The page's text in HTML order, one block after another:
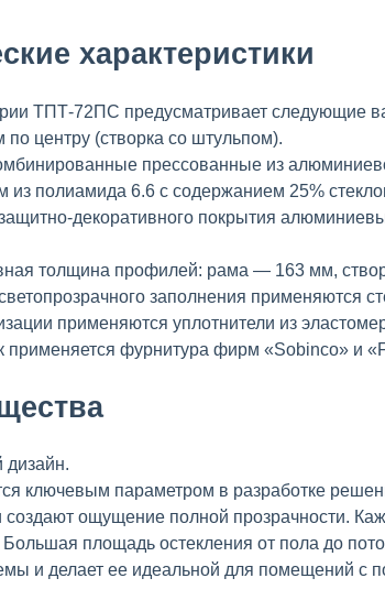
характеристики
ТПТ-72ПС предусматривает следующие
по центру (створка со штульпом).
прессованные из
из полиамида 6.6 с содержанием 25%
декоративного покрытия
толщина профилей: рама — 163 мм,
заполнения применяются
применяются уплотнители из
применяется фурнитура фирм «Sobinco» и
ключевым параметром в разработке
ощущение полной прозрачности.
Большая площадь остекления от пола до
и делает ее идеальной для помещений